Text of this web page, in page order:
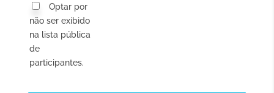
e
Consciência
inscrição
associados)
Optar por
não ser exibido
na lista pública
de
participantes.